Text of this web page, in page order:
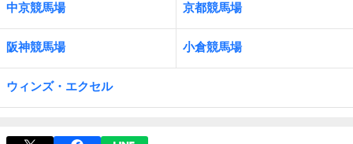
中京競馬場 京都競馬場
阪神競馬場 小倉競馬場
ウィンズ・エクセル